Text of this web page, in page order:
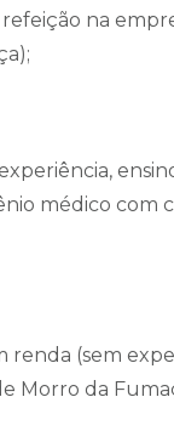
na
médico com
(sem
Morro da